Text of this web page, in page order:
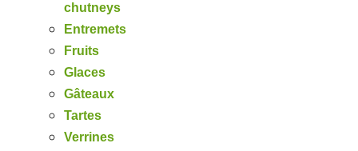
chutneys
Entremets
Fruits
Glaces
Gâteaux
Tartes
Verrines